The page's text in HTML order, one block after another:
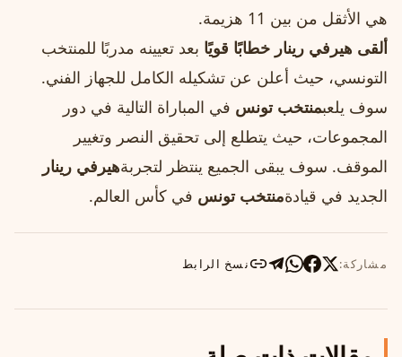
هي الأثقل من بين 11 هزيمة.
ألقى هيرفي رينار خطابًا قويًا بعد تعيينه مدربًا للمنتخب
التونسي، حيث أعلن عن تشكيله الكامل للجهاز الفني.
سوف يلعبمنتخب تونس في المباراة التالية في دور
المجموعات، حيث يتطلع إلى تحقيق النصر وتغيير
الموقف. سوف يبقى الجميع ينتظر لتجربةهيرفي رينار
الجديد في قيادةمنتخب تونس في كأس العالم.
مشاركة: نسخ الرابط